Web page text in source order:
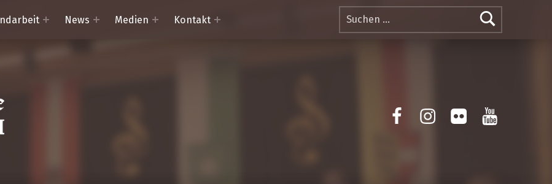
Suchen nach:
News Medien Kontakt
FacebookInstagram
FlickrYotube